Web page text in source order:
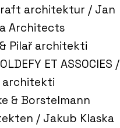
architektur / Jan
Architects
Pilař architekti
ET ASSOCIES /
architekti
& Borstelmann
/ Jakub Klaska